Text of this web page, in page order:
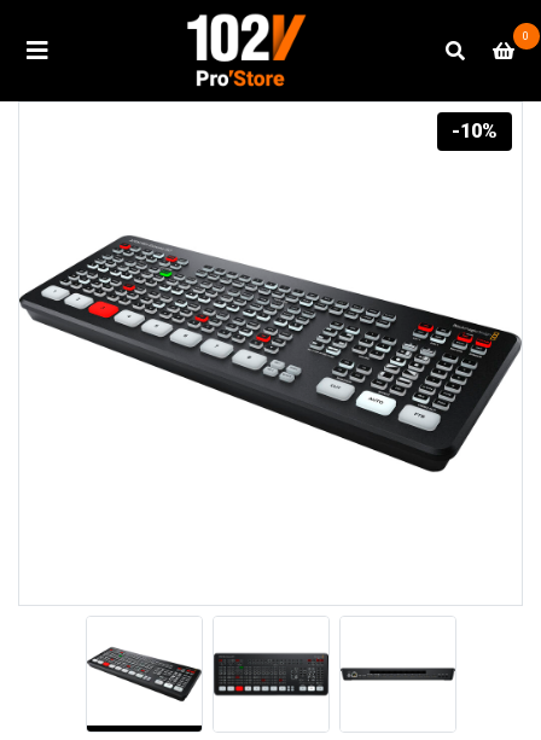
0
-10%